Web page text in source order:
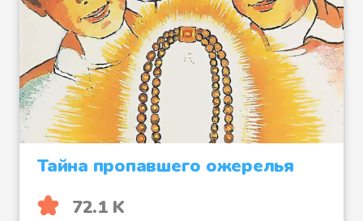
Тайна пропавшего ожерелья
72.1 K